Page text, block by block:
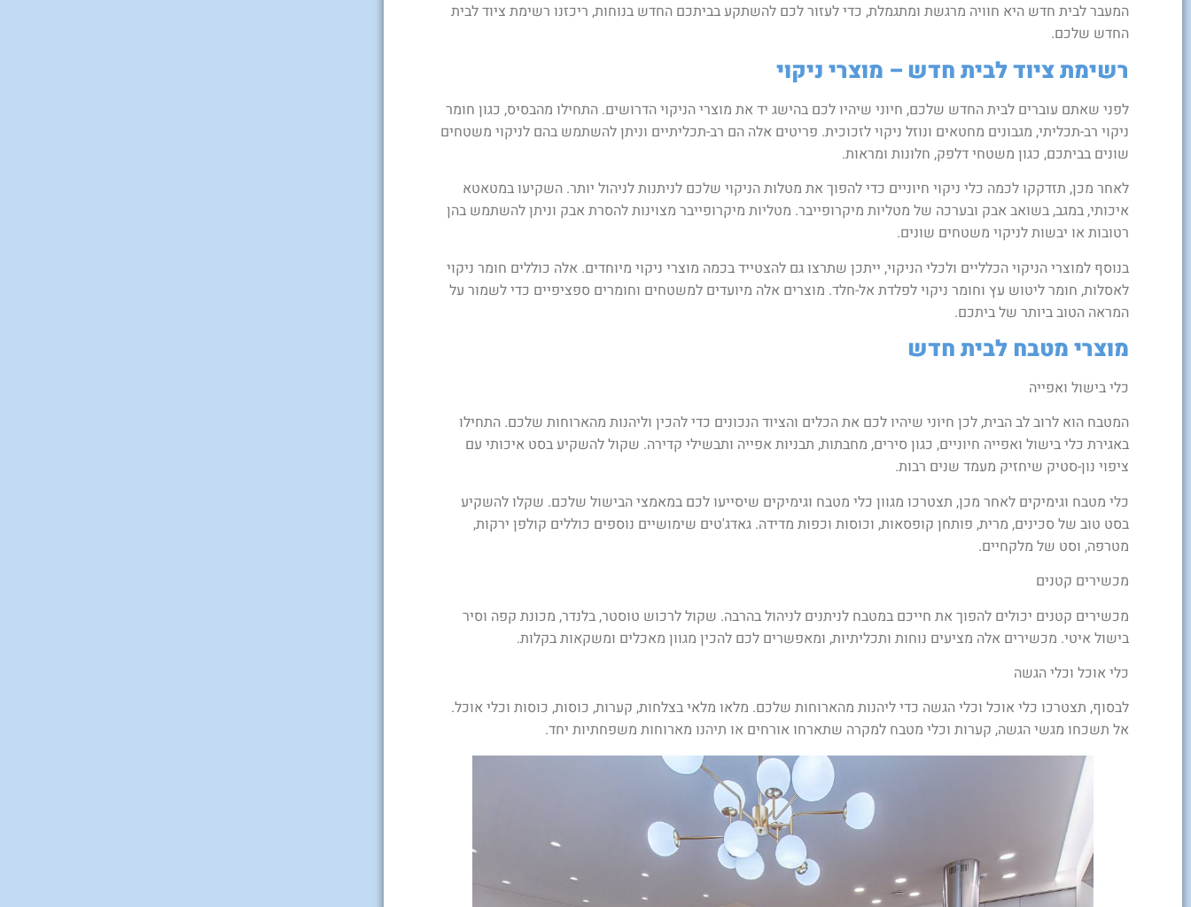
המעבר לבית חדש היא חוויה מרגשת ומתגמלת, כדי לעזור לכם להשתקע בביתכם החדש בנוחות, ריכזנו רשימת ציוד לבית
החדש שלכם.
רשימת ציוד לבית חדש – מוצרי ניקוי
לפני שאתם עוברים לבית החדש שלכם, חיוני שיהיו לכם בהישג יד את מוצרי הניקוי הדרושים. התחילו מהבסיס, כגון חומר
ניקוי רב-תכליתי, מגבונים מחטאים ונוזל ניקוי לזכוכית. פריטים אלה הם רב-תכליתיים וניתן להשתמש בהם לניקוי משטחים
שונים בביתכם, כגון משטחי דלפק, חלונות ומראות.
לאחר מכן, תזדקקו לכמה כלי ניקוי חיוניים כדי להפוך את מטלות הניקוי שלכם לניתנות לניהול יותר. השקיעו במטאטא
איכותי, במגב, בשואב אבק ובערכה של מטליות מיקרופייבר. מטליות מיקרופייבר מצוינות להסרת אבק וניתן להשתמש בהן
רטובות או יבשות לניקוי משטחים שונים.
בנוסף למוצרי הניקוי הכלליים ולכלי הניקוי, ייתכן שתרצו גם להצטייד בכמה מוצרי ניקוי מיוחדים. אלה כוללים חומר ניקוי
לאסלות, חומר ליטוש עץ וחומר ניקוי לפלדת אל-חלד. מוצרים אלה מיועדים למשטחים וחומרים ספציפיים כדי לשמור על
המראה הטוב ביותר של ביתכם.
מוצרי מטבח לבית חדש
כלי בישול ואפייה
המטבח הוא לרוב לב הבית, לכן חיוני שיהיו לכם את הכלים והציוד הנכונים כדי להכין וליהנות מהארוחות שלכם. התחילו
באגירת כלי בישול ואפייה חיוניים, כגון סירים, מחבתות, תבניות אפייה ותבשילי קדירה. שקול להשקיע בסט איכותי עם
ציפוי נון-סטיק שיחזיק מעמד שנים רבות.
כלי מטבח וגימיקים לאחר מכן, תצטרכו מגוון כלי מטבח וגימיקים שיסייעו לכם במאמצי הבישול שלכם. שקלו להשקיע
בסט טוב של סכינים, מרית, פותחן קופסאות, וכוסות וכפות מדידה. גאדג'טים שימושיים נוספים כוללים קולפן ירקות,
מטרפה, וסט של מלקחיים.
מכשירים קטנים
מכשירים קטנים יכולים להפוך את חייכם במטבח לניתנים לניהול בהרבה. שקול לרכוש טוסטר, בלנדר, מכונת קפה וסיר
בישול איטי. מכשירים אלה מציעים נוחות ותכליתיות, ומאפשרים לכם להכין מגוון מאכלים ומשקאות בקלות.
כלי אוכל וכלי הגשה
לבסוף, תצטרכו כלי אוכל וכלי הגשה כדי ליהנות מהארוחות שלכם. מלאו מלאי בצלחות, קערות, כוסות, כוסות וכלי אוכל.
אל תשכחו מגשי הגשה, קערות וכלי מטבח למקרה שתארחו אורחים או תיהנו מארוחות משפחתיות יחד.